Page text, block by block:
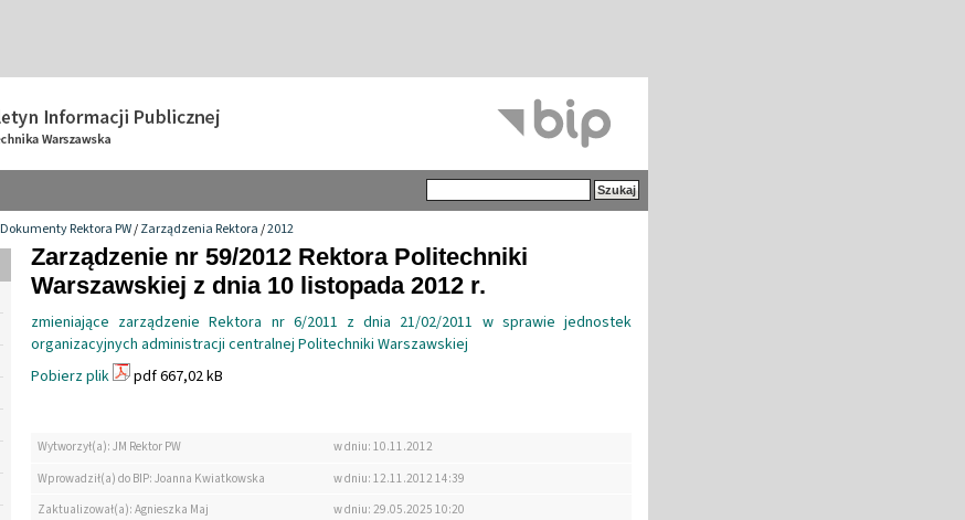
Dokumenty Rektora PW/Zarządzenia Rektora/2012
Zarządzenie nr 59/2012 Rektora Politechniki
Warszawskiej z dnia 10 listopada 2012 r.
zmieniające zarządzenie Rektora nr 6/2011 z dnia 21/02/2011 w sprawie jednostek
organizacyjnych administracji centralnej Politechniki Warszawskiej
Pobierz plik
pdf 667,02 kB
Wytworzył(a): JM Rektor PW
w dniu: 10.11.2012
Wprowadził(a) do BIP: Joanna Kwiatkowska
w dniu: 12.11.2012 14:39
Zaktualizował(a): Agnieszka Maj
w dniu: 29.05.2025 10:20